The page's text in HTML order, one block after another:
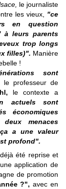
le journaliste
les vieux, "ce
en question
à leurs parents
trop longs
filles)". Manière
!
sont
le professeur de
le contexte a
actuels sont
économiques
deux menaces
a une valeur
profond".
été reprise et
application de
de promotion
?", avec en